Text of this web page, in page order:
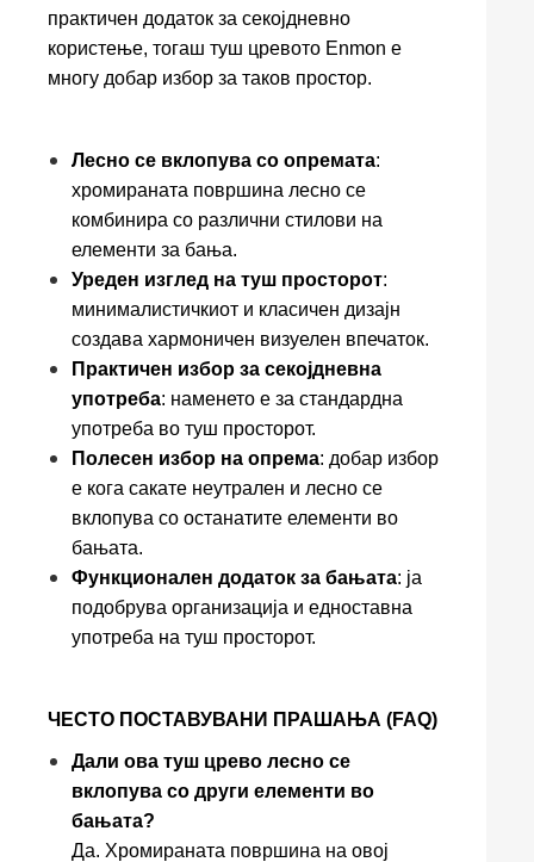
практичен додаток за секојдневно
користење, тогаш туш цревото Enmon е
многу добар избор за таков простор.
Лесно се вклопува со опремата:
хромираната површина лесно се
комбинира со различни стилови на
елементи за бања.
Уреден изглед на туш просторот:
минималистичкиот и класичен дизајн
создава хармоничен визуелен впечаток.
Практичен избор за секојдневна
употреба: наменето е за стандардна
употреба во туш просторот.
Полесен избор на опрема: добар избор
е кога сакате неутрален и лесно се
вклопува со останатите елементи во
бањата.
Функционален додаток за бањата: ја
подобрува организација и едноставна
употреба на туш просторот.
ЧЕСТО ПОСТАВУВАНИ ПРАШАЊА (FAQ)
Дали ова туш црево лесно се
вклопува со други елементи во
бањата?
Да. Хромираната површина на овој